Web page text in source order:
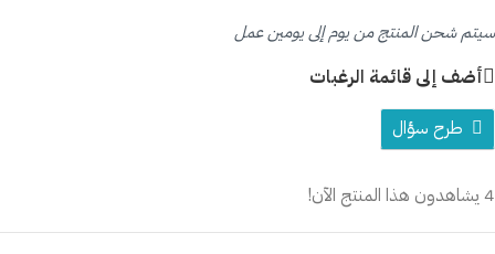
سيتم شحن المنتج من يوم إلى يومين عمل
أضف إلى قائمة الرغبات
طرح سؤال
4 يشاهدون هذا المنتج الآن!